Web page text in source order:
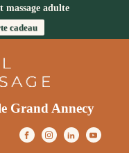
massage adulte
cadeau
Grand Annecy